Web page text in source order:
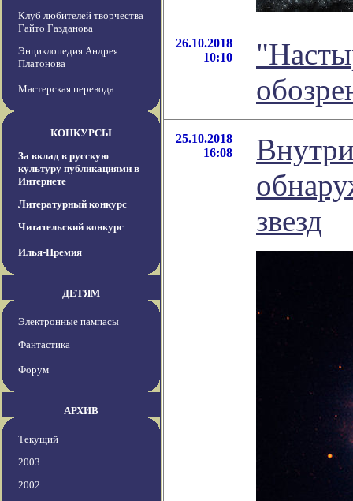
Клуб любителей творчества
Гайто Газданова
Энциклопедия Андрея
Платонова
Мастерская перевода
КОНКУРСЫ
За вклад в русскую
культуру публикациями в
Интернете
Литературный конкурс
Читательский конкурс
Илья-Премия
ДЕТЯМ
Электронные пампасы
Фантастика
Форум
АРХИВ
Текущий
2003
2002
26.10.2018
10:10
25.10.2018
16:08
звезд